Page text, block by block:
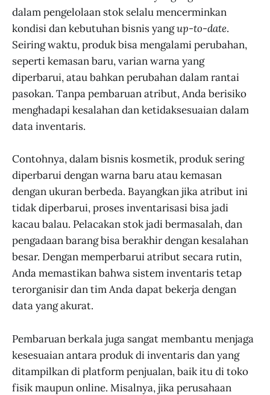
dalam pengelolaan stok selalu mencerminkan
kondisi dan kebutuhan bisnis yangup-to-date.
Seiring waktu, produk bisa mengalami perubahan,
seperti kemasan baru, varian warna yang
diperbarui, atau bahkan perubahan dalam rantai
pasokan. Tanpa pembaruan atribut, Anda berisiko
menghadapi kesalahan dan ketidaksesuaian dalam
data inventaris.
Contohnya, dalam bisnis kosmetik, produk sering
diperbarui dengan warna baru atau kemasan
dengan ukuran berbeda. Bayangkan jika atribut ini
tidak diperbarui, proses inventarisasi bisa jadi
kacau balau. Pelacakan stok jadi bermasalah, dan
pengadaan barang bisa berakhir dengan kesalahan
besar. Dengan memperbarui atribut secara rutin,
Anda memastikan bahwa sistem inventaris tetap
terorganisir dan tim Anda dapat bekerja dengan
data yang akurat.
Pembaruan berkala juga sangat membantu menjaga
kesesuaian antara produk di inventaris dan yang
ditampilkan di platform penjualan, baik itu di toko
fisik maupun online. Misalnya, jika perusahaan